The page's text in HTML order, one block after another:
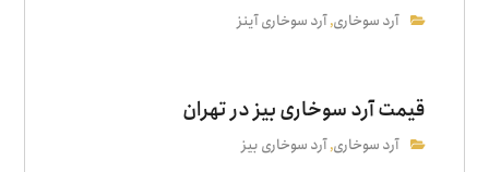
آرد سوخاری,آرد سوخاری آینز
قیمت آرد سوخاری بیز در تهران
آرد سوخاری,آرد سوخاری بیز